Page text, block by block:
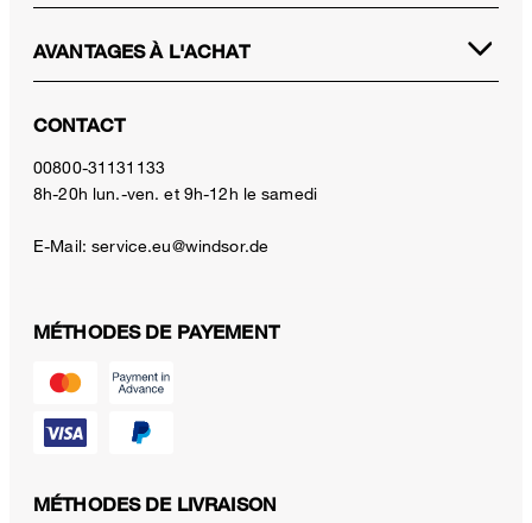
AVANTAGES À L'ACHAT
CONTACT
00800-31131133
8h-20h lun.-ven. et 9h-12h le samedi
E-Mail:service.eu@windsor.de
MÉTHODES DE PAYEMENT
MÉTHODES DE LIVRAISON